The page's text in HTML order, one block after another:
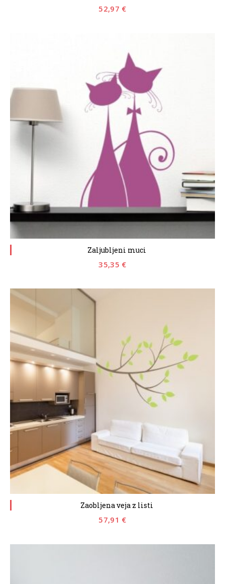
52,97 €
Zaljubljeni muci
35,35 €
Zaobljena veja z listi
57,91 €